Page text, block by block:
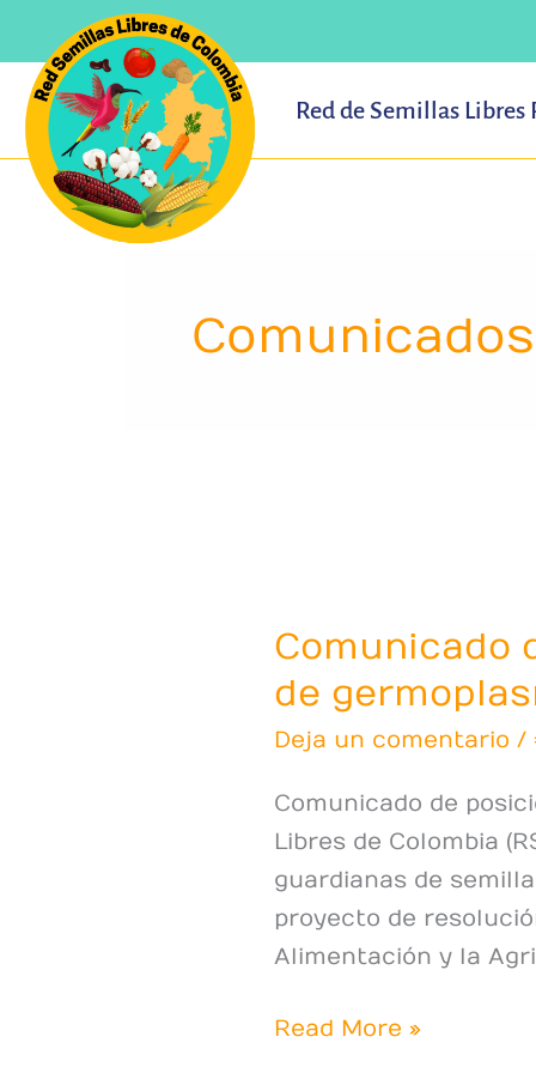
al
contenido
Red de Semillas Libres
Comunicados
Comunicado
de
Deja un comentario /
Comunicado de
Libres de Colombia
guardianas de
proyecto de
Alimentación y la
posición
RSLC
resolución
bancos
de
germoplasma
Read More »